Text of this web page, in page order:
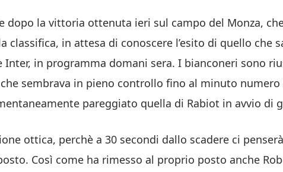
dopo la vittoria ottenuta ieri sul campo del Monza,
classifica, in attesa di conoscere l’esito di quello che
in programma domani sera. I bianconeri sono
sembrava in pieno controllo fino al minuto numero
pareggiato quella di Rabiot in avvio di
ottica, perchè a 30 secondi dallo scadere ci penserà
Così come ha rimesso al proprio posto anche